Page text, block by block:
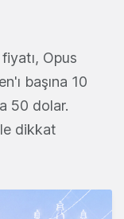
Opus
başına 10
50 dolar.
dikkat